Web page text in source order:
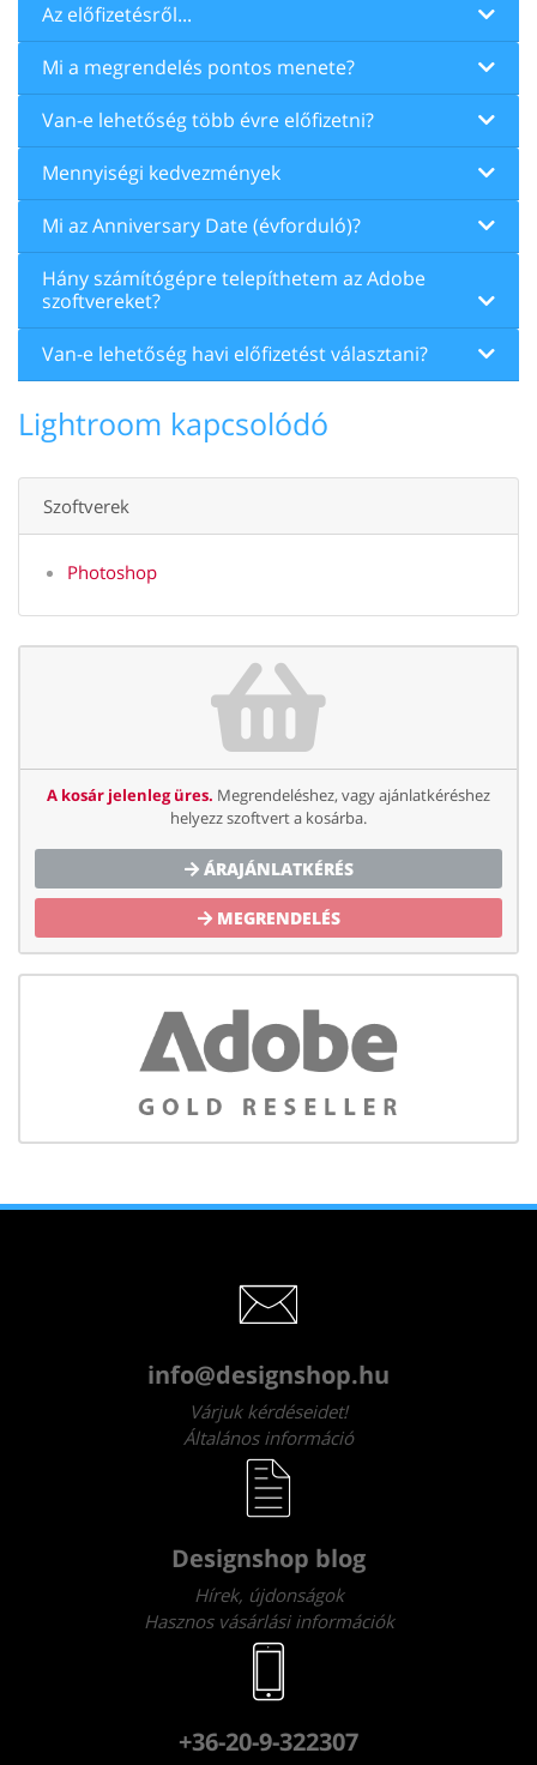
Az előfizetésről...
Mi a megrendelés pontos menete?
Van-e lehetőség több évre előfizetni?
Mennyiségi kedvezmények
Mi az Anniversary Date (évforduló)?
Hány számítógépre telepíthetem az Adobe
szoftvereket?
Van-e lehetőség havi előfizetést választani?
Lightroom kapcsolódó
Szoftverek
Photoshop
A kosár jelenleg üres. Megrendeléshez, vagy ajánlatkéréshez
helyezz szoftvert a kosárba.
ÁRAJÁNLATKÉRÉS
MEGRENDELÉS
info@designshop.hu
Várjuk kérdéseidet!
Általános információ
Designshop blog
Hírek, újdonságok
Hasznos vásárlási információk
+36-20-9-322307